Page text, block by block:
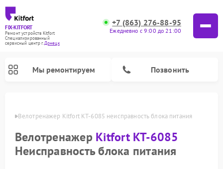
FIX-KITFORT
Ремонт устройств Kitfort
Специализированный
cервисный центр г.Донецк
+7 (863) 276-88-95
Ежедневно с 9:00 до 21:00
Мы ремонтируем Позвонить
Велотренажер Kitfort КТ-6085 неисправность блока питания
Велотренажер Kitfort КТ-6085
Неисправность блока питания